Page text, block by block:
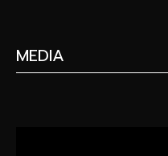
MEDIA